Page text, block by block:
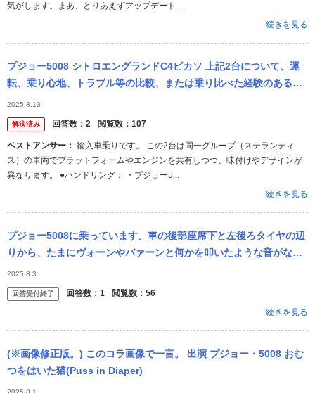
気がします。まあ、とりあえずアップデート...
続きを見る
プジョー5008 シトロエングランドC4ピカソ 上記2台について、運
転、乗り心地、トラブル等の比較、または乗り比べた経験のある方
がいらっしゃいましたら、どちらの方が良いかお教えくださいま
せ。
2025.8.13
解決済み 回答数： 2 閲覧数： 107
ベストアンサー：
ス）の車両でプラットフォームやエンジンを共有しつつ、味付けやデザインが
異なります。 ●ハンドリング： ・プジョー5...
続きを見る
プジョー5008に乗っています。車の後部座席下と左後ろタイヤの辺
りから、たまにヴォーンやバァーンと何かを叩いたような音がなり
ます。不定期ですが、1時間走って5.6回なります。 ひどい音のとき
は、...
2025.8.3
回答受付終了 回答数： 1 閲覧数： 56
続きを見る
(※画像修正版。) このコラ画像で一言。 出演 プジョー・5008 おむ
つをはいた猫(Puss in Diaper)